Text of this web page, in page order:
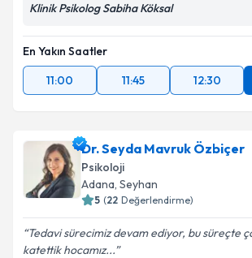
Klinik Psikolog Sabiha Köksal
En Yakın Saatler
11:00
11:45 12:30
Dr. Seyda Mavruk Özbiçer
Psikoloji
Adana, Seyhan
5 (22 Değerlendirme)
Tedavi sürecimiz devam ediyor, bu süreçte
katettik hocamız...